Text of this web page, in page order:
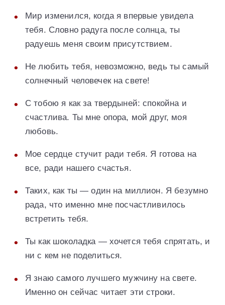
Мир изменился, когда я впервые увидела
тебя. Словно радуга после солнца, ты
радуешь меня своим присутствием.
Не любить тебя, невозможно, ведь ты самый
солнечный человечек на свете!
С тобою я как за твердыней: спокойна и
счастлива. Ты мне опора, мой друг, моя
любовь.
Мое сердце стучит ради тебя. Я готова на
все, ради нашего счастья.
Таких, как ты — один на миллион. Я безумно
рада, что именно мне посчастливилось
встретить тебя.
Ты как шоколадка — хочется тебя спрятать, и
ни с кем не поделиться.
Я знаю самого лучшего мужчину на свете.
Именно он сейчас читает эти строки.